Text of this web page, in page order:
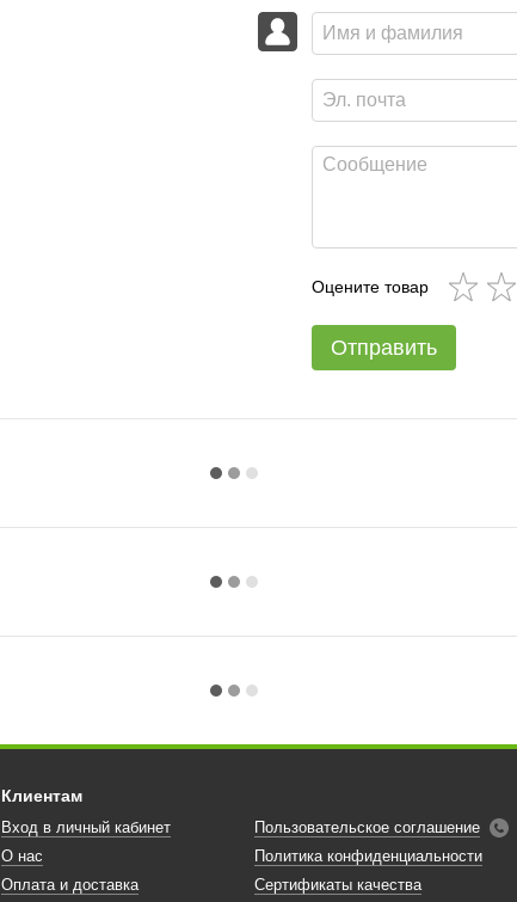
Оцените товар
Отправить
Клиентам
Вход в личный кабинет
О нас
Оплата и доставка
Пользовательское соглашение
Политика конфиденциальности
Сертификаты качества